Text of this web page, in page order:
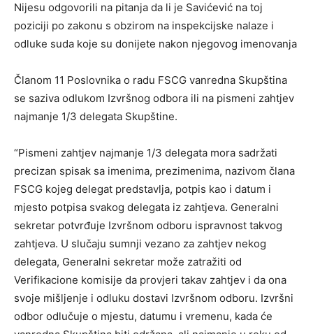
Nijesu odgovorili na pitanja da li je Savićević na toj
poziciji po zakonu s obzirom na inspekcijske nalaze i
odluke suda koje su donijete nakon njegovog imenovanja
Članom 11 Poslovnika o radu FSCG vanredna Skupština
se saziva odlukom Izvršnog odbora ili na pismeni zahtjev
najmanje 1/3 delegata Skupštine.
“Pismeni zahtjev najmanje 1/3 delegata mora sadržati
precizan spisak sa imenima, prezimenima, nazivom člana
FSCG kojeg delegat predstavlja, potpis kao i datum i
mjesto potpisa svakog delegata iz zahtjeva. Generalni
sekretar potvrđuje Izvršnom odboru ispravnost takvog
zahtjeva. U slučaju sumnji vezano za zahtjev nekog
delegata, Generalni sekretar može zatražiti od
Verifikacione komisije da provjeri takav zahtjev i da ona
svoje mišljenje i odluku dostavi Izvršnom odboru. Izvršni
odbor odlučuje o mjestu, datumu i vremenu, kada će